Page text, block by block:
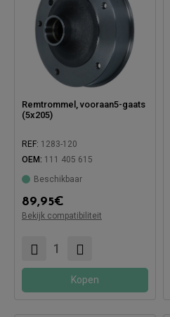
Remtrommel, vooraan5-gaats
(5x205)
REF: 1283-120
OEM: 111 405 615
Beschikbaar
89,95€
Bekijk compatibiliteit
Kopen